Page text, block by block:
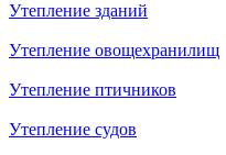
Утепление зданий
Утепление овощехранилищ
Утепление птичников
Утепление судов